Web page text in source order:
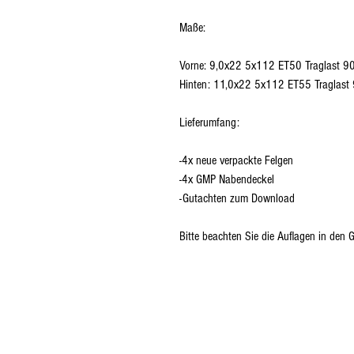
Maße:
Vorne: 9,0x22 5x112 ET50 Traglast
Hinten: 11,0x22 5x112 ET55
Lieferumfang:
-4x neue verpackte Felgen
-4x GMP Nabendeckel
-Gutachten zum Download
Bitte beachten Sie die Auflagen in den